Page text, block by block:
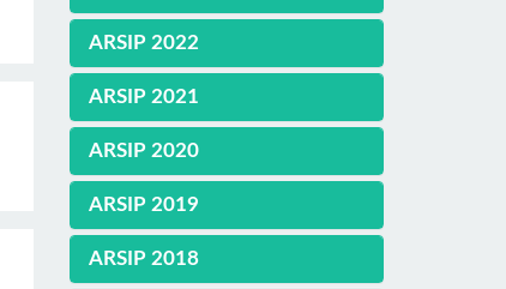
ARSIP 2022
ARSIP 2021
ARSIP 2020
ARSIP 2019
ARSIP 2018